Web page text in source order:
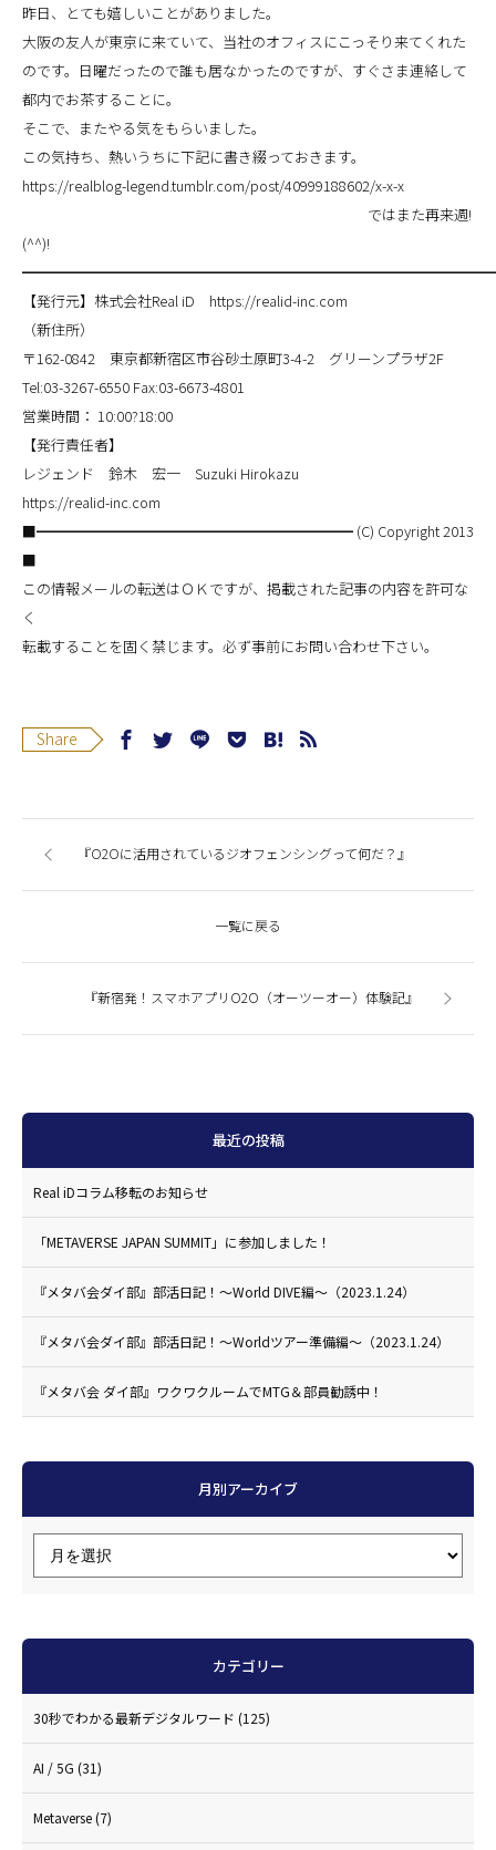
昨日、とても嬉しいことがありました。
大阪の友人が東京に来ていて、当社のオフィスにこっそり来てくれた
のです。日曜だったので誰も居なかったのですが、すぐさま連絡して
都内でお茶することに。
そこで、またやる気をもらいました。
この気持ち、熱いうちに下記に書き綴っておきます。
https://realblog-legend.tumblr.com/post/40999188602/x-x-x
ではまた再来週!
(^^)!
【発行元】株式会社Real iD https://realid-inc.com
（新住所）
〒162-0842 東京都新宿区市谷砂土原町3-4-2 グリーンプラザ2F
Tel:03-3267-6550 Fax:03-6673-4801
営業時間： 10:00?18:00
【発行責任者】
レジェンド 鈴木 宏一 Suzuki Hirokazu
https://realid-inc.com
■━━━━━━━━━━━━━━━━━━━━━━ (C) Copyright 2013
■
この情報メールの転送はＯＫですが、掲載された記事の内容を許可な
く
転載することを固く禁じます。必ず事前にお問い合わせ下さい。
Share
『O2Oに活用されているジオフェンシングって何だ？』
一覧に戻る
『新宿発！スマホアプリO2O（オーツーオー）体験記』
最近の投稿
Real iDコラム移転のお知らせ
「METAVERSE JAPAN SUMMIT」に参加しました！
『メタバ会ダイ部』部活日記！〜World DIVE編〜（2023.1.24）
『メタバ会ダイ部』部活日記！〜Worldツアー準備編〜（2023.1.24）
『メタバ会 ダイ部』ワクワクルームでMTG＆部員勧誘中！
月別アーカイブ
カテゴリー
30秒でわかる最新デジタルワード (125)
AI / 5G (31)
Metaverse(7)